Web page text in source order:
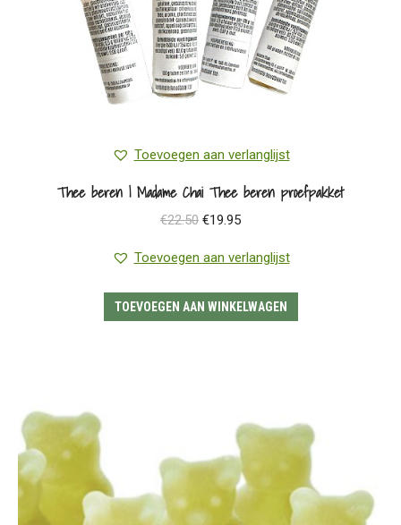
Toevoegen aan verlanglijst
Thee beren | Madame Chai Thee beren proefpakket
€22.50 Oorspronkelijke
was:
€22.50.
€19.95Huidige
is:
€19.95.
Toevoegen aan verlanglijst
TOEVOEGEN AAN WINKELWAGEN